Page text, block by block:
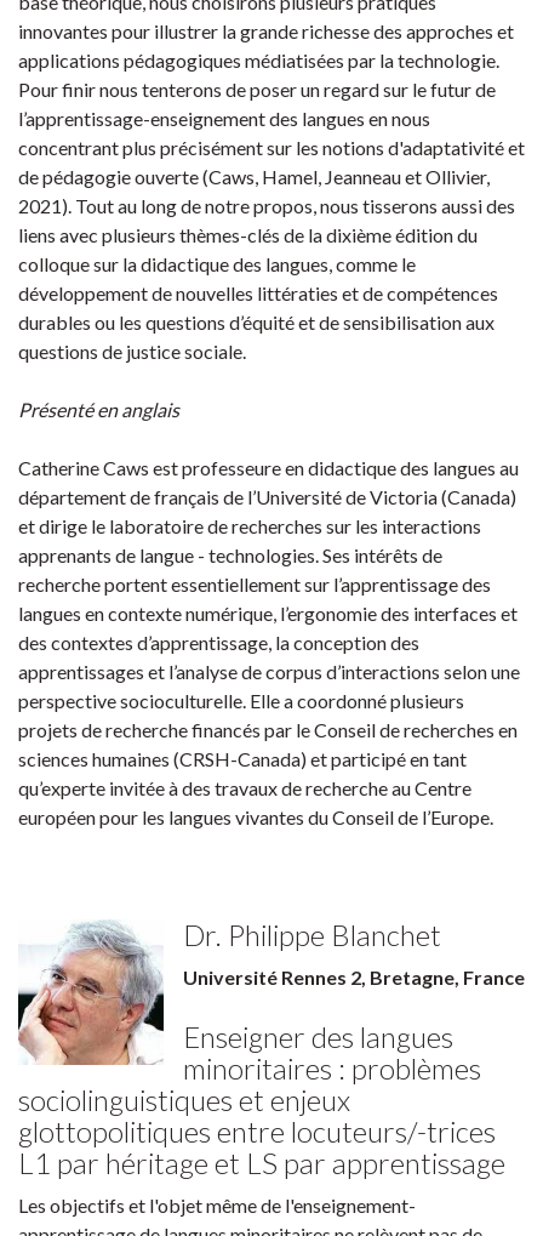
innovantes pour illustrer la grande richesse des approches et
applications pédagogiques médiatisées par la technologie.
Pour finir nous tenterons de poser un regard sur le futur de
l’apprentissage-enseignement des langues en nous
concentrant plus précisément sur les notions d'adaptativité et
de pédagogie ouverte (Caws, Hamel, Jeanneau et Ollivier,
2021). Tout au long de notre propos, nous tisserons aussi des
liens avec plusieurs thèmes-clés de la dixième édition du
colloque sur la didactique des langues, comme le
développement de nouvelles littératies et de compétences
durables ou les questions d’équité et de sensibilisation aux
questions de justice sociale.
Présenté en anglais
Catherine Caws est professeure en didactique des langues au
département de français de l’Université de Victoria (Canada)
et dirige le laboratoire de recherches sur les interactions
apprenants de langue - technologies. Ses intérêts de
recherche portent essentiellement sur l’apprentissage des
langues en contexte numérique, l’ergonomie des interfaces et
des contextes d’apprentissage, la conception des
apprentissages et l’analyse de corpus d’interactions selon une
perspective socioculturelle. Elle a coordonné plusieurs
projets de recherche financés par le Conseil de recherches en
sciences humaines (CRSH-Canada) et participé en tant
qu’experte invitée à des travaux de recherche au Centre
européen pour les langues vivantes du Conseil de l’Europe.
Dr. Philippe Blanchet
Université Rennes 2, Bretagne, France
Enseigner des langues
minoritaires : problèmes
sociolinguistiques et enjeux
glottopolitiques entre locuteurs/-trices
L1 par héritage et LS par apprentissage
Les objectifs et l'objet même de l'enseignement-